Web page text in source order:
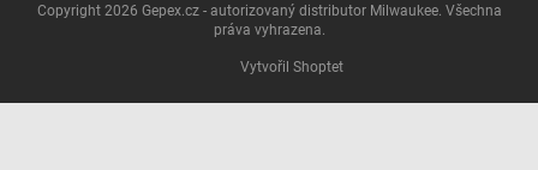
Vytvořil Shoptet
Copyright 2026 Gepex.cz - autorizovaný distributor Milwaukee. Všechna
práva vyhrazena.